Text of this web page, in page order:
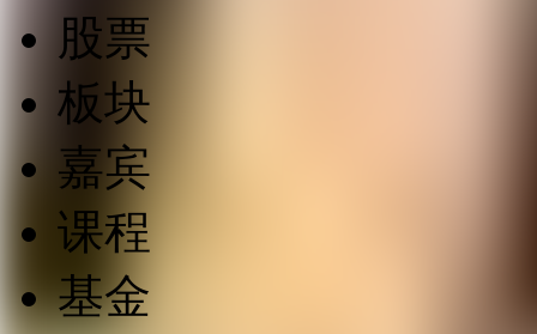
股票
板块
嘉宾
课程
基金